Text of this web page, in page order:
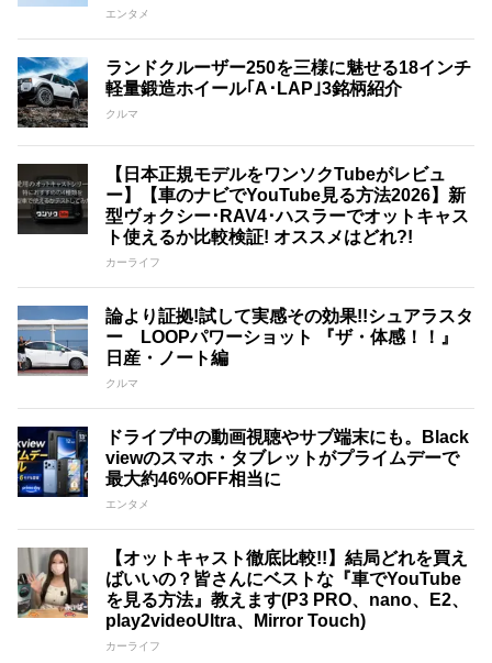
エンタメ
ランドクルーザー250を三様に魅せる18インチ
軽量鍛造ホイール｢A･LAP｣3銘柄紹介
クルマ
【日本正規モデルをワンソクTubeがレビュ
ー】【車のナビでYouTube見る方法2026】新
型ヴォクシー･RAV4･ハスラーでオットキャス
ト使えるか比較検証! オススメはどれ?!
カーライフ
論より証拠!試して実感その効果!!シュアラスタ
ー LOOPパワーショット 『ザ・体感！！』
日産・ノート編
クルマ
ドライブ中の動画視聴やサブ端末にも。Black
viewのスマホ・タブレットがプライムデーで
最大約46%OFF相当に
エンタメ
【オットキャスト徹底比較!!】結局どれを買え
ばいいの？皆さんにベストな『車でYouTube
を見る方法』教えます(P3 PRO、nano、E2、
play2videoUltra、Mirror Touch)
カーライフ